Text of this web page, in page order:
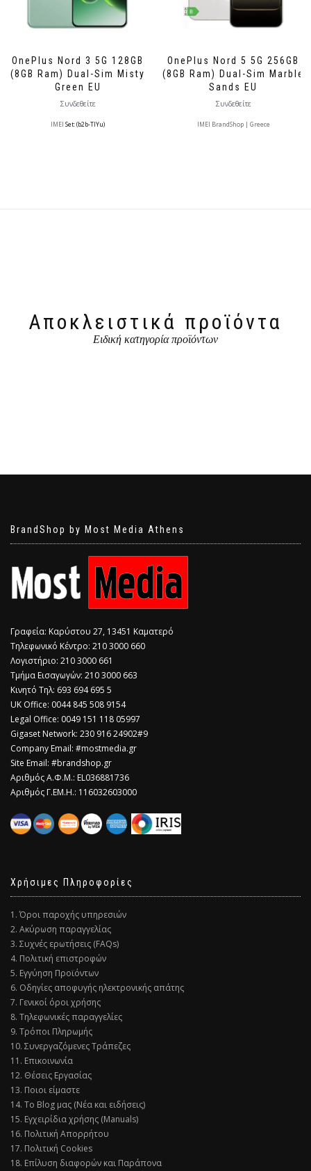
OnePlus Nord 3 5G 128GB
(8GB Ram) Dual-Sim Misty
Green EU
Συνδεθείτε
IMEI Set: (b2b-TlYu)
OnePlus Nord 5 5G 256GB
(8GB Ram) Dual-Sim Marble
Sands EU
Συνδεθείτε
IMEI BrandShop | Greece
Αποκλειστικά προϊόντα
Ειδική κατηγορία προϊόντων
BrandShop by Most Media Athens
Γραφεία: Καρύστου 27, 13451 Καματερό
Τηλεφωνικό Κέντρο: 210 3000 660
Λογιστήριο: 210 3000 661
Τμήμα Εισαγωγών: 210 3000 663
Κινητό Τηλ: 693 694 695 5
​UK Office: 0044 845 508 9154
Legal Office: 0049 151 118 05997
Gigaset Network: 230 916 24902#9
Company Email: #mostmedia.gr
Site Email: #brandshop.gr
Αριθμός Α.Φ.Μ.: EL036881736
Αριθμός Γ.ΕΜ.Η.: 116032603000
Χρήσιμες Πληροφορίες
1. Όροι παροχής υπηρεσιών
2. Ακύρωση παραγγελίας
3. Συχνές ερωτήσεις (FAQs)
4. Πολιτική επιστροφών
5. Εγγύηση Προϊόντων
6. Οδηγίες αποφυγής ηλεκτρονικής απάτης
7. Γενικοί όροι χρήσης
8. Τηλεφωνικές παραγγελίες
9. Τρόποι Πληρωμής
10. Συνεργαζόμενες Τράπεζες
11. Επικοινωνία
12. Θέσεις Εργασίας
13. Ποιοι είμαστε
14. Το Blog μας (Νέα και ειδήσεις)
15. Εγχειρίδια χρήσης (Manuals)
16. Πολιτική Απορρήτου
17. Πολιτική Cookies
18. Επίλυση διαφορών και Παράπονα